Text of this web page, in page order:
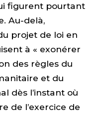
figurent pourtant
Au-delà,
projet de loi en
à « exonérer
des règles du
et du
dès l’instant où
de l’exercice de